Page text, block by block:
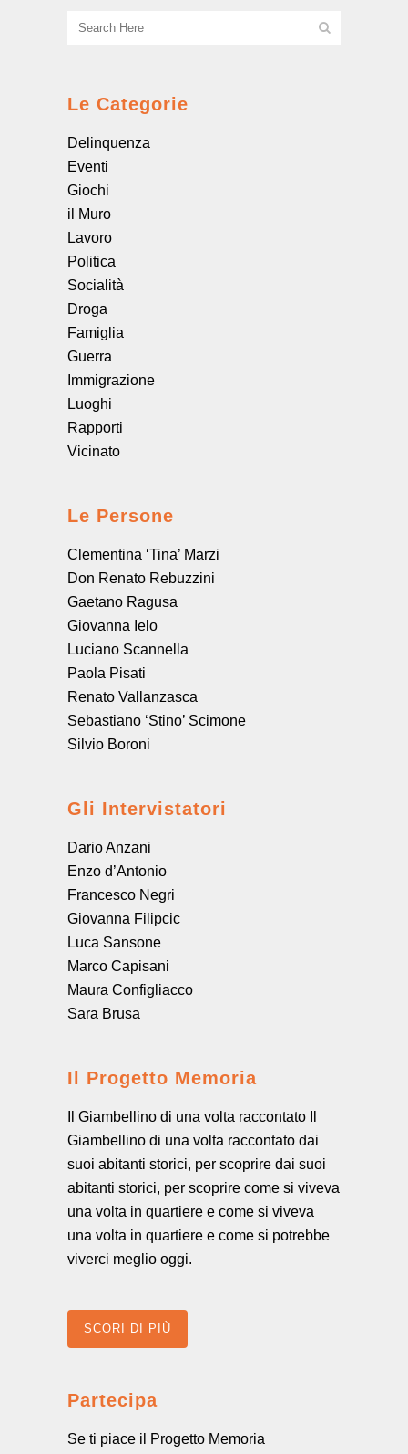
Le Categorie
Delinquenza
Eventi
Giochi
il Muro
Lavoro
Politica
Socialità
Droga
Famiglia
Guerra
Immigrazione
Luoghi
Rapporti
Vicinato
Le Persone
Clementina ‘Tina’ Marzi
Don Renato Rebuzzini
Gaetano Ragusa
Giovanna Ielo
Luciano Scannella
Paola Pisati
Renato Vallanzasca
Sebastiano ‘Stino’ Scimone
Silvio Boroni
Gli Intervistatori
Dario Anzani
Enzo d’Antonio
Francesco Negri
Giovanna Filipcic
Luca Sansone
Marco Capisani
Maura Configliacco
Sara Brusa
Il Progetto Memoria
Il Giambellino di una volta raccontato Il
Giambellino di una volta raccontato dai
suoi abitanti storici, per scoprire dai suoi
abitanti storici, per scoprire come si viveva
una volta in quartiere e come si viveva
una volta in quartiere e come si potrebbe
viverci meglio oggi.
SCORI DI PIÙ
Partecipa
Se ti piace il Progetto Memoria